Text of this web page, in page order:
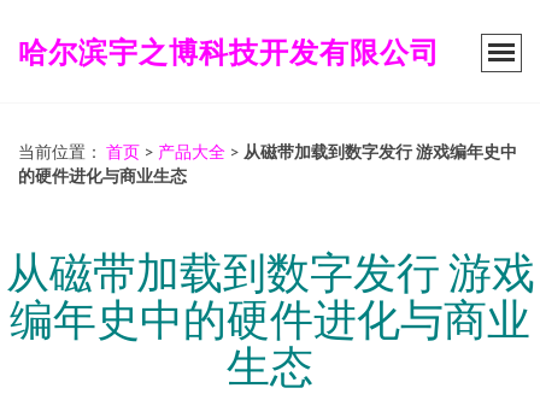
哈尔滨宇之博科技开发有限公司
当前位置： 首页 > 产品大全 > 从磁带加载到数字发行 游戏编年史中
的硬件进化与商业生态
从磁带加载到数字发行 游戏
编年史中的硬件进化与商业
生态